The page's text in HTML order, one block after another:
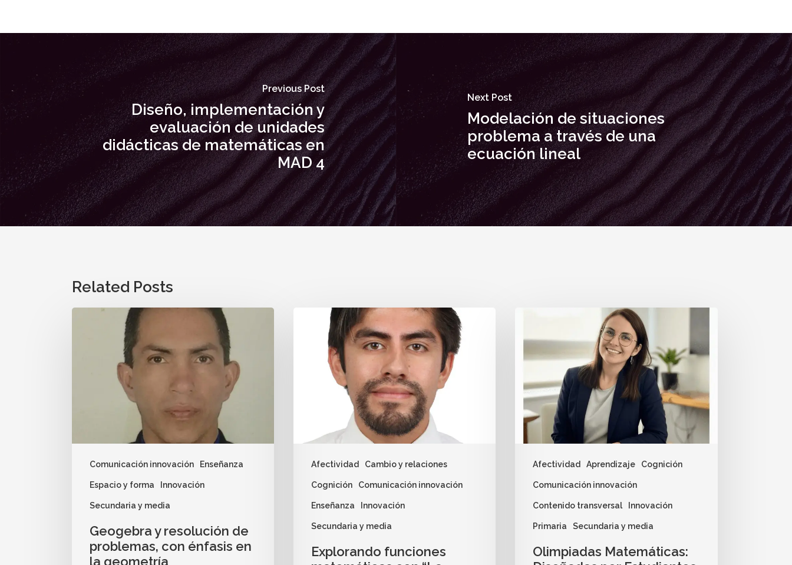
Previous Post
Diseño, implementación y
evaluación de unidades
didácticas de matemáticas en
MAD 4
Next Post
Modelación de situaciones
problema a través de una
ecuación lineal
Related Posts
Comunicación innovación Enseñanza
Espacio y forma Innovación
Secundaria y media
Geogebra y resolución de
problemas, con énfasis en
la geometría
Afectividad Cambio y relaciones
Cognición Comunicación innovación
Enseñanza Innovación
Secundaria y media
Explorando funciones
Afectividad Aprendizaje Cognición
Comunicación innovación
Contenido transversal Innovación
Primaria Secundaria y media
Olimpiadas Matemáticas: